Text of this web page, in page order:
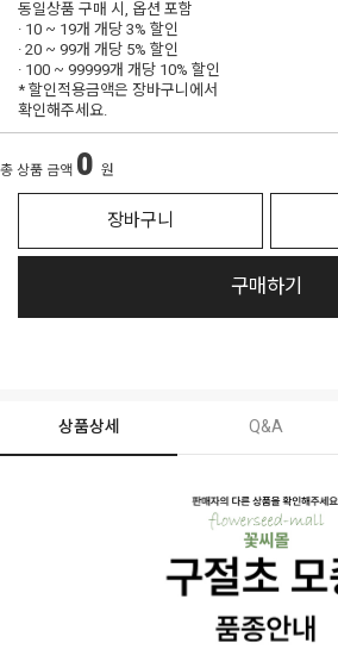
동일상품 구매 시, 옵션 포함
· 10 ~ 19개 개당3% 할인
· 20 ~ 99개 개당 5% 할인
· 100 ~ 99999개 개당 10% 할인
* 할인적용금액은 장바구니에서
확인해주세요.
총 상품 금액 0 원
장바구니
구매하기
상품상세 Q&A